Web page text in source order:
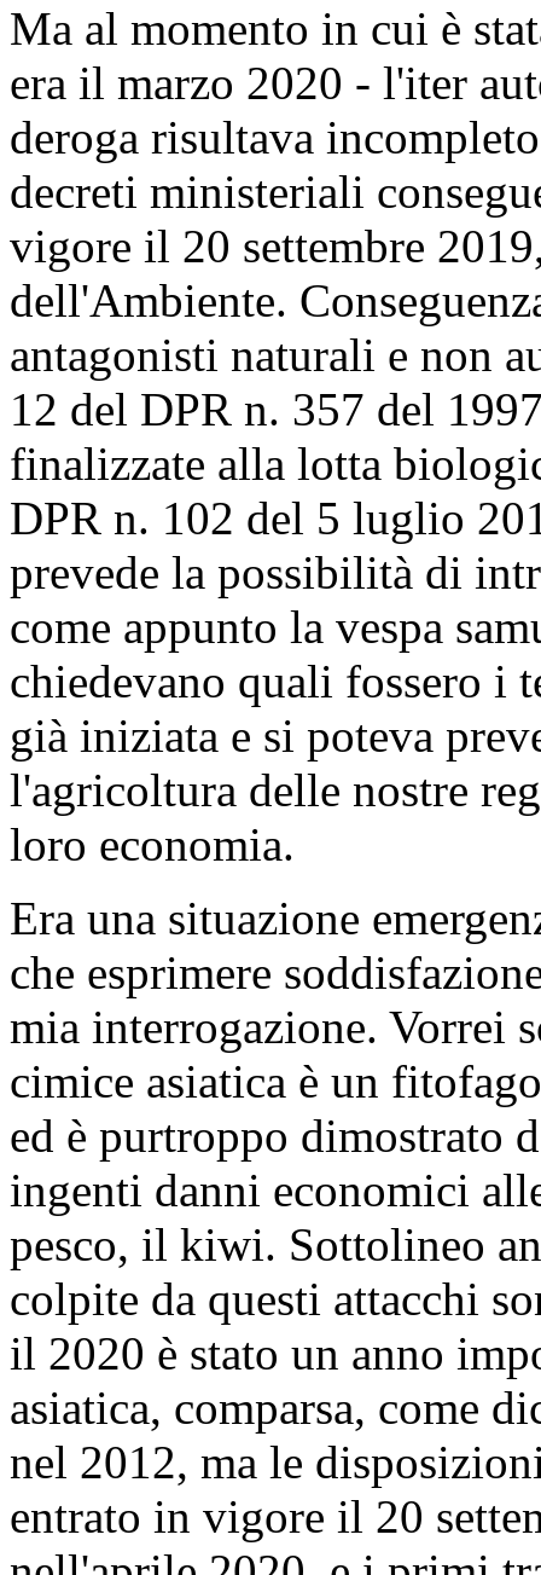
Ma al momento in cui è
era il marzo 2020 - l'iter
deroga risultava
decreti ministeriali
vigore il 20 settembre
dell'Ambiente.
antagonisti naturali e non
12 del DPR n. 357 del
finalizzate alla lotta
DPR n. 102 del 5 luglio
prevede la possibilità di
come appunto la vespa
chiedevano quali fossero i
già iniziata e si poteva
l'agricoltura delle nostre
loro economia.
Era una situazione
che esprimere
mia interrogazione. Vorrei
cimice asiatica è un
ed è purtroppo dimostrato
ingenti danni economici
pesco, il kiwi. Sottolineo
colpite da questi attacchi
il 2020 è stato un anno
asiatica, comparsa, come
nel 2012, ma le
entrato in vigore il 20